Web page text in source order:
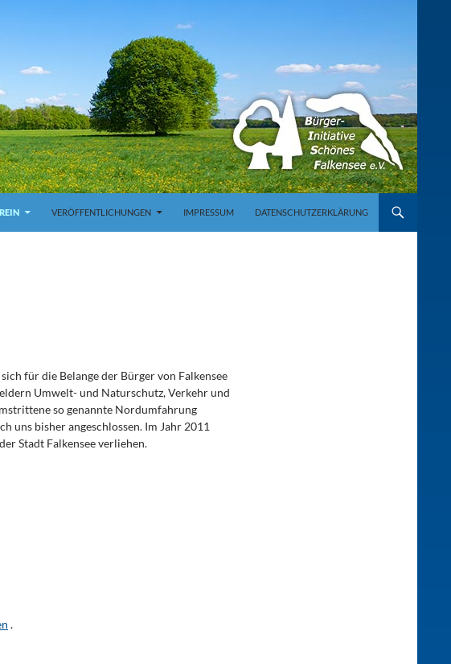
VERÖFFENTLICHUNGEN IMPRESSUM DATENSCHUTZERKLÄRUNG
für die Belange der Bürger von Falkensee
Umwelt- und Naturschutz, Verkehr und
so genannte Nordumfahrung
uns bisher angeschlossen. Im Jahr 2011
Stadt Falkensee verliehen.
.